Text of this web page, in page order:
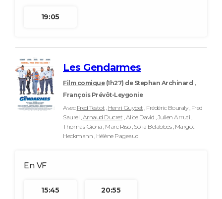
19:05
Les Gendarmes
Film comique (1h27) de Stephan Archinard ,
François Prévôt-Leygonie
Avec Fred Testot Henri Guybet , Frédéric Bouraly , Fred
Saurel , Arnaud Ducret , Alice David , Julien Arruti ,
Thomas Gioria , Marc Riso , Sofia Belabbes , Margot
Heckmann , Hélène Pageaud
15:45 20:55